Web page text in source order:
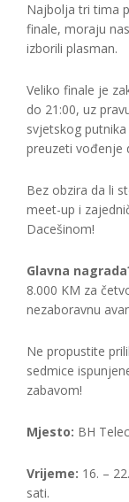
Najbolja tri tima
finale, moraju
izborili plasman.
Veliko finale je
do 21:00, uz
svjetskog
preuzeti vođenje
Bez obzira da li
meet-up i
Dacešinom!
Glavna
8.000 KM za
nezaboravnu
Ne propustite
sedmice
zabavom!
Mjesto: BH
Vrijeme: 16. –
sati.